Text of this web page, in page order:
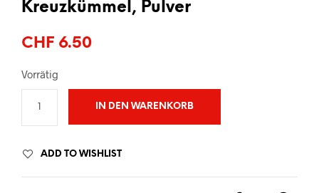
Kreuzkümmel, Pulver
CHF 6.50
Vorrätig
IN DEN WARENKORB
ADD TO WISHLIST